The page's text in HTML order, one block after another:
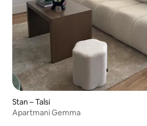
Stan – Talsi
Apartmani Gemma